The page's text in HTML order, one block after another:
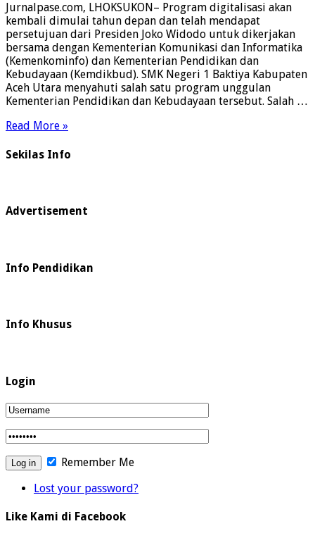
Jurnalpase.com, LHOKSUKON– Program digitalisasi akan
kembali dimulai tahun depan dan telah mendapat
persetujuan dari Presiden Joko Widodo untuk dikerjakan
bersama dengan Kementerian Komunikasi dan Informatika
(Kemenkominfo) dan Kementerian Pendidikan dan
Kebudayaan (Kemdikbud). SMK Negeri 1 Baktiya Kabupaten
Aceh Utara menyahuti salah satu program unggulan
Kementerian Pendidikan dan Kebudayaan tersebut. Salah …
Read More »
Sekilas Info
Advertisement
Info Pendidikan
Info Khusus
Login
Remember Me
Lost your password?
Like Kami di Facebook